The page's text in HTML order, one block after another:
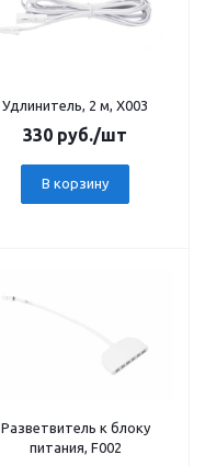
Удлинитель, 2 м, X003
330 руб./шт
В корзину
Разветвитель к блоку
питания, F002